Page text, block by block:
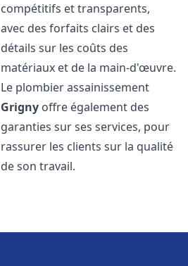
compétitifs et transparents,
avec des forfaits clairs et des
détails sur les coûts des
matériaux et de la main-d'œuvre.
Le plombier assainissement
Grigny offre également des
garanties sur ses services, pour
rassurer les clients sur la qualité
de son travail.